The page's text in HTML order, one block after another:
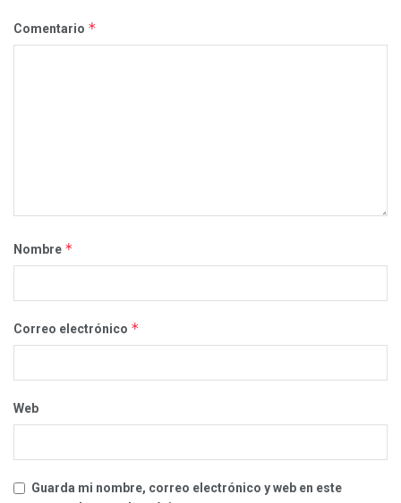
Comentario *
Nombre *
Correo electrónico *
Web
Guarda mi nombre, correo electrónico y web en este